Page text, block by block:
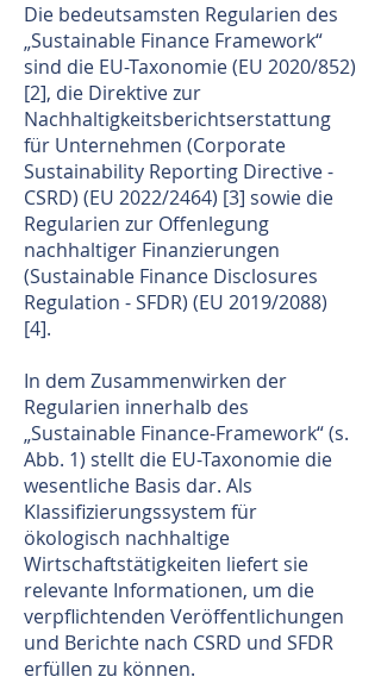
Die bedeutsamsten Regularien des
„Sustainable Finance Framework“
sind die EU-Taxonomie (EU 2020/852)
[2], die Direktive zur
Nachhaltigkeitsberichtserstattung
für Unternehmen (Corporate
Sustainability Reporting Directive -
CSRD) (EU 2022/2464) [3] sowie die
Regularien zur Offenlegung
nachhaltiger Finanzierungen
(Sustainable Finance Disclosures
Regulation - SFDR) (EU 2019/2088)
[4].
In dem Zusammenwirken der
Regularien innerhalb des
„Sustainable Finance-Framework“ (s.
Abb. 1) stellt die EU-Taxonomie die
wesentliche Basis dar. Als
Klassifizierungssystem für
ökologisch nachhaltige
Wirtschaftstätigkeiten liefert sie
relevante Informationen, um die
verpflichtenden Veröffentlichungen
und Berichte nach CSRD und SFDR
erfüllen zu können.